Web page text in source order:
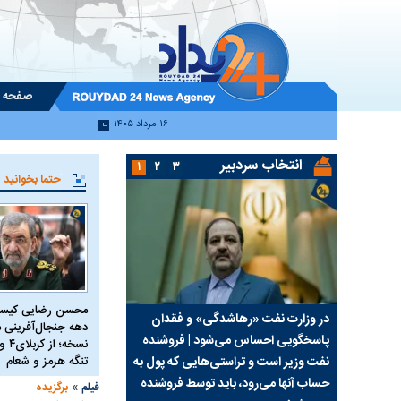
۱۶ مرداد ۱۴۰۵
حتما بخوانید
محسن رضایی
دهه جنجال‌آفرینی
تنگه هرمز و شعام
فیلم » برگزیده
انتخاب سردبیر
در وزارت نفت «رهاشدگی» و فقدان
پاسخگویی احساس می‌شود | فروشنده
نفت وزیر است و تراستی‌هایی که پول به
حساب آنها می‌رود، باید توسط فروشنده
چرا رویای آمریکایی
نابودی محور
واشنگتن را زمین زد
۱ ۲ ۳